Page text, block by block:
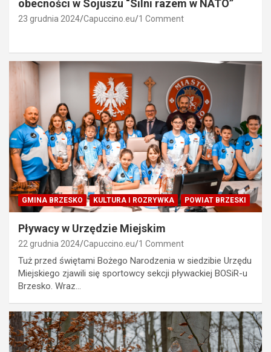
obecności w Sojuszu “Silni razem w NATO”
23 grudnia 2024 Capuccino.eu 1 Comment
GMINA BRZESKO KULTURA I ROZRYWKA POWIAT BRZESKI
Pływacy w Urzędzie Miejskim
22 grudnia 2024 Capuccino.eu 1 Comment
Tuż przed świętami Bożego Narodzenia w siedzibie Urzędu
Miejskiego zjawili się sportowcy sekcji pływackiej BOSiR-u
Brzesko. Wraz…